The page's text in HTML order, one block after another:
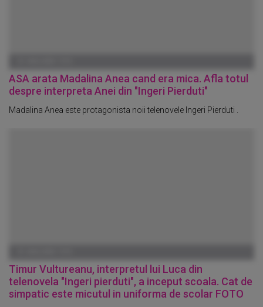
ASA arata Madalina Anea cand era mica. Afla totul
despre interpreta Anei din "Ingeri Pierduti"
Madalina Anea este protagonista noii telenovele Ingeri Pierduti .
Timur Vultureanu, interpretul lui Luca din
telenovela "Ingeri pierduti", a inceput scoala. Cat de
simpatic este micutul in uniforma de scolar FOTO